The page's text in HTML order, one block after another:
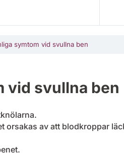
symtom vid svullna ben
vid svullna ben
orsakas av att blodkroppar